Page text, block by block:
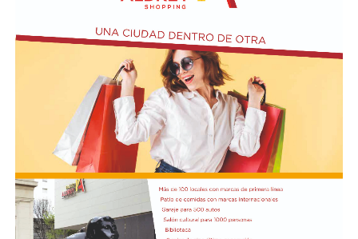
En relación al Ciclo Mes de la Niñez, este viernes 7 de
agosto a las 17:30 se presentarán “Los cuentos de
Charo” y la narración de poesías populares infantiles a
cargo de María del Rosario Gerez Martínez.
En tanto, el viernes 21 a las 17:30 se desarrollará “El
Cerebro Mágico: construyendo preguntas, respuestas y
circuitos”, a cargo de María Paula Algote. Se trata de un
taller práctico de arte, ciencia y tecnología en el que al
finalizar cada participante se lleva su propia creación